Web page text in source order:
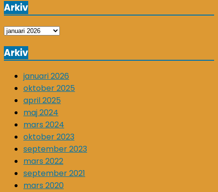
Arkiv
Arkiv
Arkiv
januari 2026
oktober 2025
april 2025
maj 2024
mars 2024
oktober 2023
september 2023
mars 2022
september 2021
mars 2020